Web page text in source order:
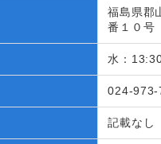
福島県郡
番１０号
水：
024-973-
記載なし